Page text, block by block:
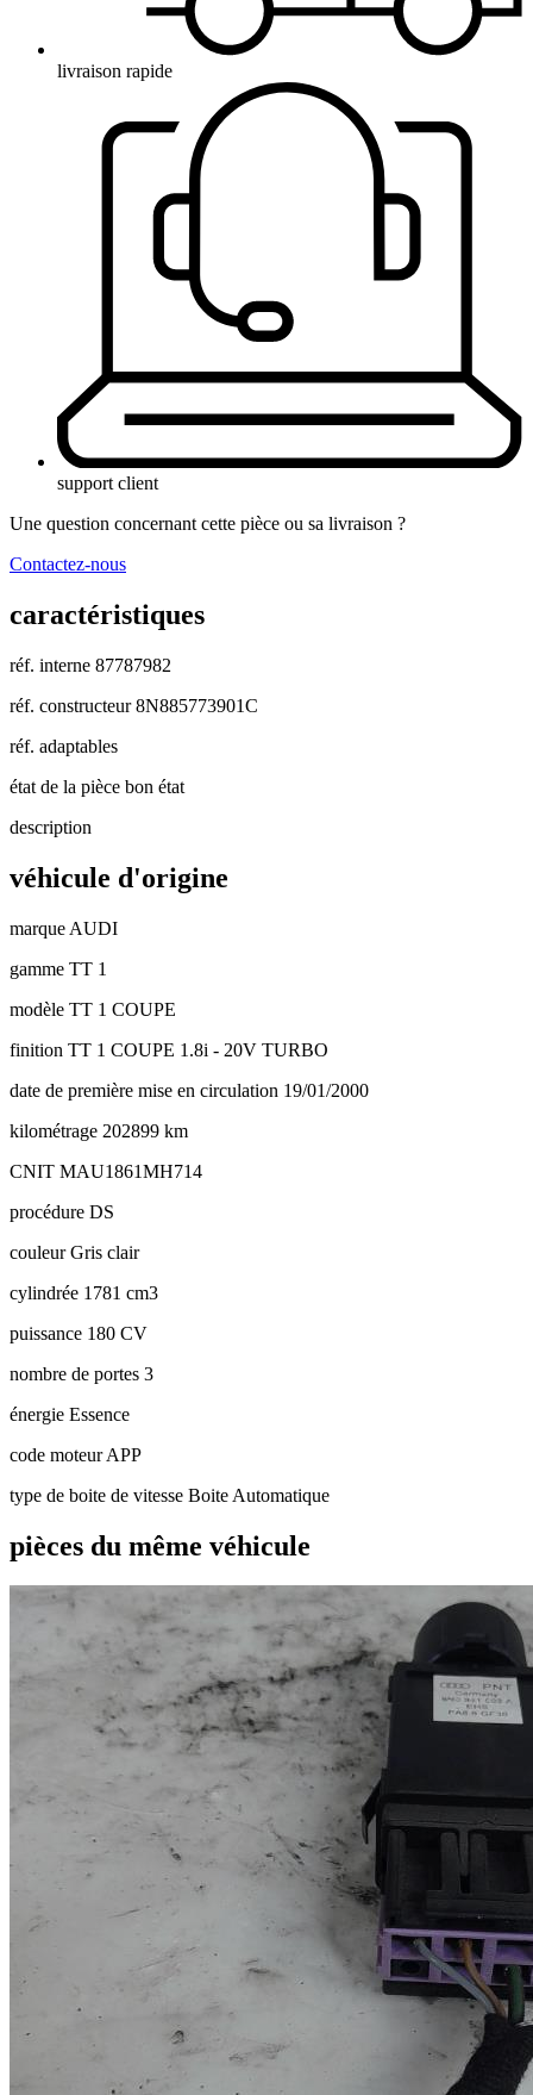
livraison rapide
support client
Une question concernant cette pièce ou sa livraison ?
Contactez-nous
caractéristiques
réf. interne 87787982
réf. constructeur 8N885773901C
réf. adaptables
état de la pièce bon état
description
véhicule d'origine
marque AUDI
gamme TT 1
modèle TT 1 COUPE
finition TT 1 COUPE 1.8i - 20V TURBO
date de première mise en circulation 19/01/2000
kilométrage 202899 km
CNIT MAU1861MH714
procédure DS
couleurGris clair
cylindrée 1781 cm3
puissance 180 CV
nombre de portes 3
énergie Essence
code moteurAPP
type de boite de vitesse Boite Automatique
pièces du même véhicule